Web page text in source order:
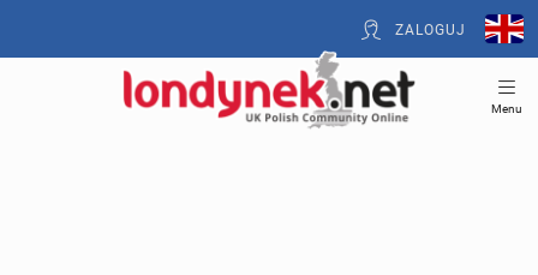
ZALOGUJ
Menu